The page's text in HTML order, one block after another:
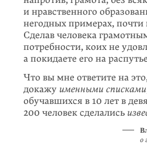
и нравственного
негодных примерах, почти
Сделав чело­века
потребности, коих не
а покидаете его на
Что вы мне ответите на
докажу именными списка­ми
обучавшихся в 10 лет в
200 человек сделались
о